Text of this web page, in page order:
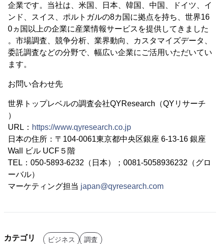
企業です。当社は、米国、日本、韓国、中国、ドイツ、イ
ンド、スイス、ポルトガルの8カ国に拠点を持ち、世界16
0ヵ国以上の企業に産業情報サービスを提供してきました
。市場調査、競争分析、業界動向、カスタマイズデータ、
委託調査などの分野で、幅広い企業にご活用いただいてい
ます。
お問い合わせ先
世界トップレベルの調査会社QYResearch（QYリサーチ
）
URL： https://www.qyresearch.co.jp
日本の住所：〒104-0061東京都中央区銀座 6-13-16 銀座
Wall ビル UCF５階
TEL：050-5893-6232（日本）；0081-5058936232（グロ
ーバル）
マーケティング担当 japan@qyresearch.com
カテゴリ ビジネス 調査